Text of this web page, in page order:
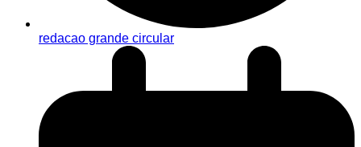
redacao grande circular